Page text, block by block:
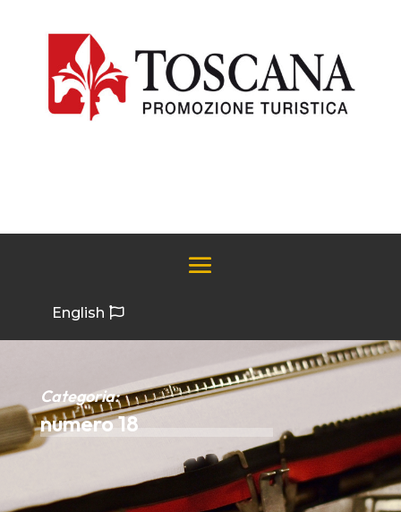
English
Categoria:
numero 18